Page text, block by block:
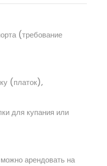
(требование
(платок),
для купания или
арендовать на